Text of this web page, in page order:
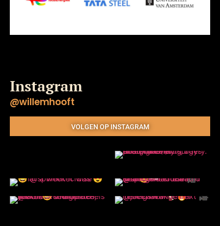
Instagram
@willemhooft
VOLGEN OP INSTAGRAM